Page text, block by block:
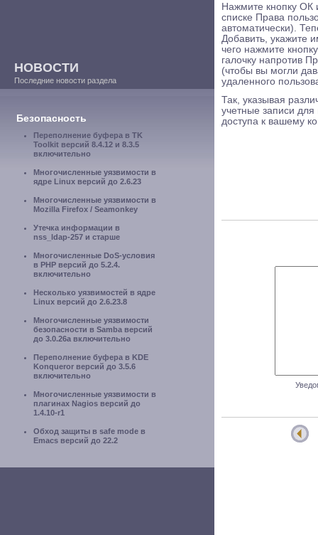
НОВОСТИ
Последние новости раздела
Безопасность
Переполнение буфера в TK
Toolkit версий 8.4.12 и 8.3.5
включительно
Многочисленные уязвимости в
ядре Linux версий до 2.6.23
Многочисленные уязвимости в
Mozilla Firefox / Seamonkey
Утечка информации в
nss_ldap-257 и старше
Многочисленные DoS-условия
в PHP версий до 5.2.4.
включительно
Несколько уязвимостей в ядре
Linux версий до 2.6.23.8
Многочисленные уязвимости
безопасности в Samba версий
до 3.0.26a включительно
Переполнение буфера в KDE
Konqueror версий до 3.5.6
включительно
Многочисленные уязвимости в
плагинах Nagios версий до
1.4.10-r1
Обход защиты в safe mode в
Emacs версий до 22.2
Нажмите кнопку ОК
списке Права
автоматически).
Добавить, укажите
чего нажмите
галочку напротив
(чтобы вы могли
удаленного
Так, указывая
учетные записи
доступа к вашему